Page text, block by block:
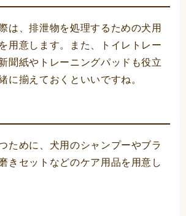
は、排泄物を処理するための犬用
用意します。また、トイレトレー
聞紙やトレーニングパッドも役立
に揃えておくといいですね。
ために、犬用のシャンプーやブラ
きセットなどのケア用品を用意し